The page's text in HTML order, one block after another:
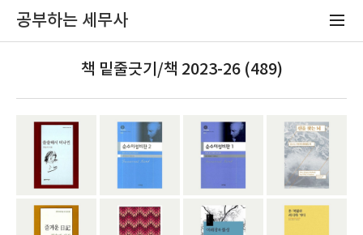
공부하는 세무사
책 밑줄긋기/책 2023-26 (489)